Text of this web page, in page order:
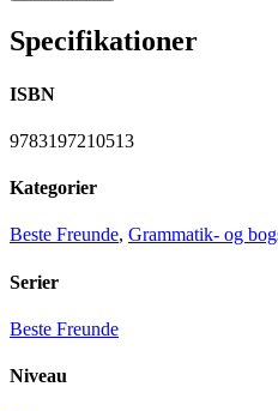
Specifikationer
ISBN
9783197210513
Kategorier
Beste Freunde, Grammatik- og
Serier
Beste Freunde
Niveau